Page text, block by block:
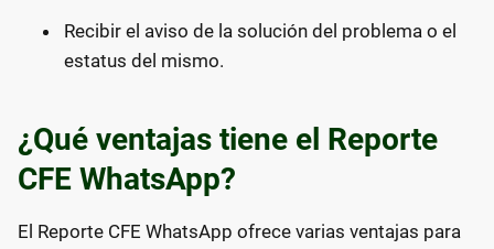
Recibir el aviso de la solución del problema o el
estatus del mismo.
¿Qué ventajas tiene el Reporte
CFE WhatsApp?
El Reporte CFE WhatsApp ofrece varias ventajas para